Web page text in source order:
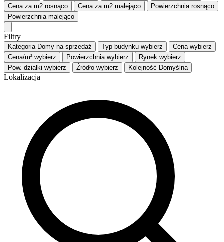
Cena za m2 rosnąco Cena za m2 malejąco Powierzchnia rosnąco
Powierzchnia malejąco
Filtry
Kategoria Domy na sprzedaż Typ budynku wybierz Cena wybierz
Cena/m² wybierz Powierzchnia wybierz Rynek wybierz
Pow. działki wybierz Źródło wybierz Kolejność Domyślna
Lokalizacja